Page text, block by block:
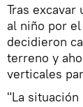
Tras
al niño por
decidieron
terreno y
verticales
"La